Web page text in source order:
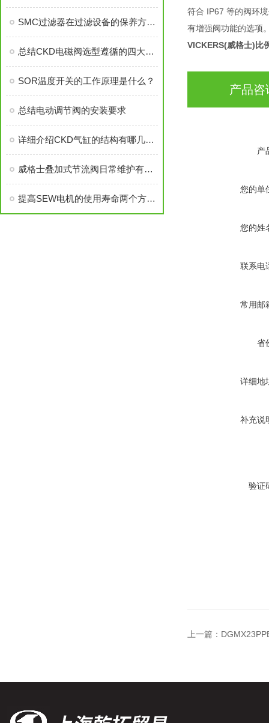
SMC过滤器在过滤设备的保养方法事项资料如下
总结CKD电磁阀选型遵循的四大原则
SOR温度开关的工作原理是什么？
总结电动调节阀的安装要求
详细介绍CKD气缸的结构有哪几部分？
威格士叠加式节流阀日常维护有哪些
提高SEW电机的使用寿命两个方法都有哪些重要
符合 IP67 等的阀环
有增强阀功能的选项
VICKERS(威格士)比
产品咨
产
您的单
您的姓
联系电
常用邮
省
详细地
补充说
验证
上一篇：